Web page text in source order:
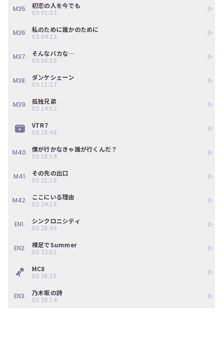
M35.
初恋の人を今でも
03:01:33
M36.
私のために誰かのために
03:04:22
M37.
そんなバカな…
03:08:15
M38.
ダンケシェーン
03:11:27
M39.
孤独兄弟
03:14:02
VTR7
03:16:48
M40. 僕が行かなきゃ誰が行くんだ？
03:18:14
M41.
その先の出口
03:21:18
M42.
ここにいる理由
03:24:18
EN1.
シンクロニシティ
03:28:49
EN2.
裸足でSummer
03:32:01
MC8
03:36:35
EN3.
乃木坂の詩
03:39:14